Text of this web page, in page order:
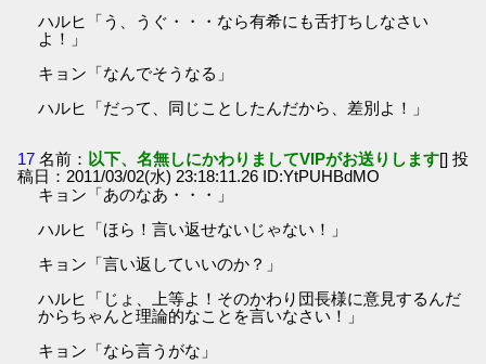
ハルヒ「う、うぐ・・・なら有希にも舌打ちしなさい
よ！」
キョン「なんでそうなる」
ハルヒ「だって、同じことしたんだから、差別よ！」
17 名前： 以下、名無しにかわりましてVIPがお送りします[] 投
稿日：2011/03/02(水) 23:18:11.26 ID:YtPUHBdMO
キョン「あのなあ・・・」
ハルヒ「ほら！言い返せないじゃない！」
キョン「言い返していいのか？」
ハルヒ「じょ、上等よ！そのかわり団長様に意見するんだ
からちゃんと理論的なことを言いなさい！」
キョン「なら言うがな」